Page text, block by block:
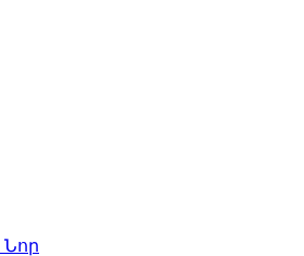
Նոր